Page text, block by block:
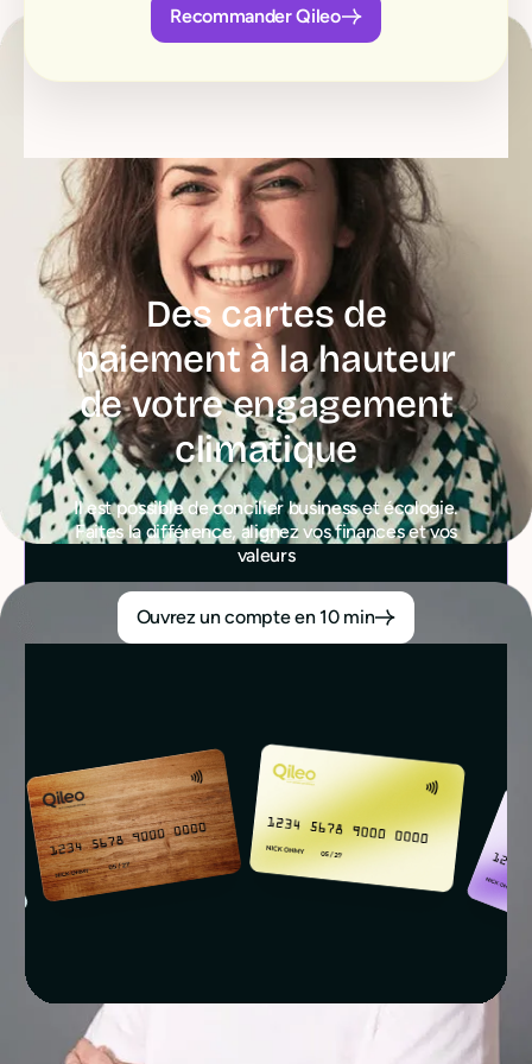
Recommander Qileo
Des cartes de
paiement à la hauteur
de votre engagement
climatique
Il est possible de concilier business et écologie.
Faites la différence, alignez vos finances et vos
valeurs
Ouvrez un compte en 10 min